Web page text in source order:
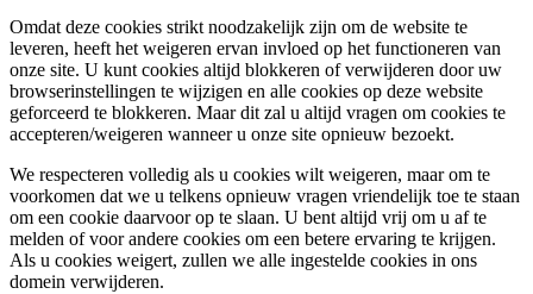
Omdat deze cookies strikt noodzakelijk zijn om de website te
leveren, heeft het weigeren ervan invloed op het functioneren van
onze site. U kunt cookies altijd blokkeren of verwijderen door uw
browserinstellingen te wijzigen en alle cookies op deze website
geforceerd te blokkeren. Maar dit zal u altijd vragen om cookies te
accepteren/weigeren wanneer u onze site opnieuw bezoekt.
We respecteren volledig als u cookies wilt weigeren, maar om te
voorkomen dat we u telkens opnieuw vragen vriendelijk toe te staan
om een cookie daarvoor op te slaan. U bent altijd vrij om u af te
melden of voor andere cookies om een betere ervaring te krijgen.
Als u cookies weigert, zullen we alle ingestelde cookies in ons
domein verwijderen.